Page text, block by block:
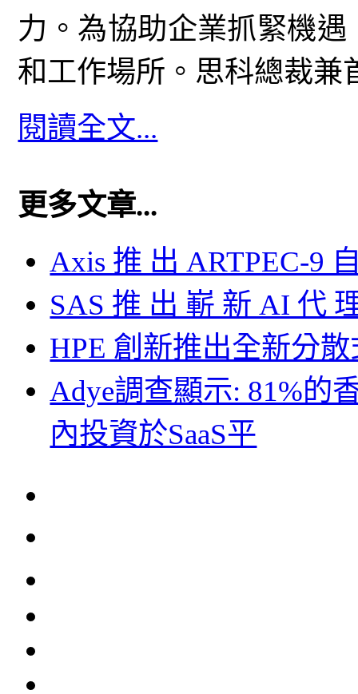
力。為協助企業抓緊機
和工作場所。思科總裁兼
閱讀全文...
更多文章...
Axis 推 出 ARTPEC-9
SAS 推 出 嶄 新 AI 代
HPE 創新推出全新分
Adye調查顯示: 81%的
內投資於SaaS平